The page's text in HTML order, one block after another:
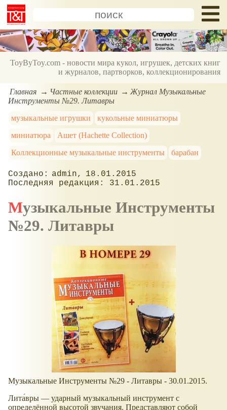
ToyByToy.com - новости мира кукол, игрушек, детских книг
и журналов, партворков, коллекционирования
Главная Частные коллекции
Журнал Музыкальные
Инструменты №29. Литавры
музыкальные игрушки
кукольные миниатюры
миниатюра
Ашет (Hachette Collection)
Коллекционные музыкальные инструменты
барабан
admin
18.01.2015
31.01.2015
Музыкальные Инструменты
№29. Литавры
Музыкальные Инструменты №29 - Литавры - 30.01.2015.
Лита́вры — ударный музыкальный инструмент с
определённой высотой звучания. Представляют собой